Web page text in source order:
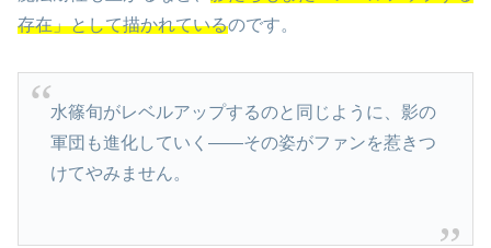
存在」として描かれているのです。
水篠旬がレベルアップするのと同じように、影の
軍団も進化していく――その姿がファンを惹きつ
けてやみません。